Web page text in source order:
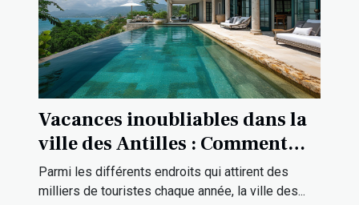
Vacances inoubliables dans la
ville des Antilles : Comment
louer une villa de gamme pour
votre séjour de rêve ?
Parmi les différents endroits qui attirent des
milliers de touristes chaque année, la ville des...